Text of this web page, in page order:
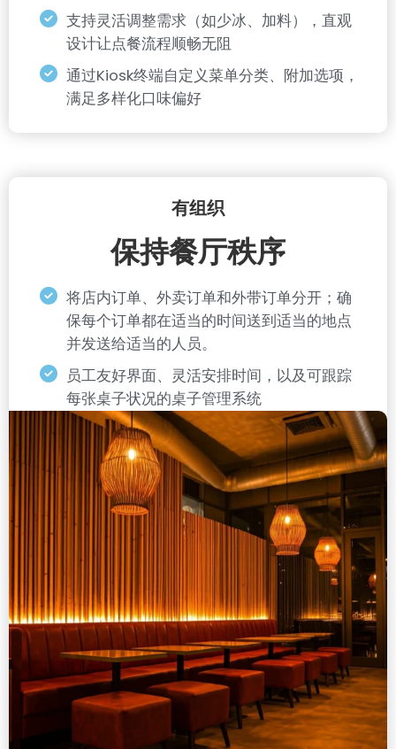
支持灵活调整需求（如少冰、加料），直观
设计让点餐流程顺畅无阻
通过Kiosk终端自定义菜单分类、附加选项，
满足多样化口味偏好
有组织
保持餐厅秩序
将店内订单、外卖订单和外带订单分开；确
保每个订单都在适当的时间送到适当的地点
并发送给适当的人员。
员工友好界面、灵活安排时间，以及可跟踪
每张桌子状况的桌子管理系统